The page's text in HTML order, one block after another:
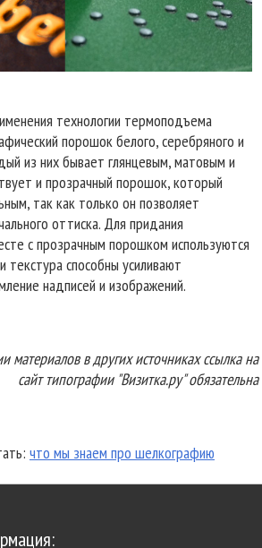
технологии термоподъема
порошок белого, серебряного и
из них бывает глянцевым, матовым и
и прозрачный порошок, который
так как только он позволяет
оттиска. Для придания
с прозрачным порошком используются
текстура способны усиливают
надписей и изображений.
материалов в других источниках ссылка на
сайт типографии "Визитка.ру" обязательна
что мы знаем про шелкографию